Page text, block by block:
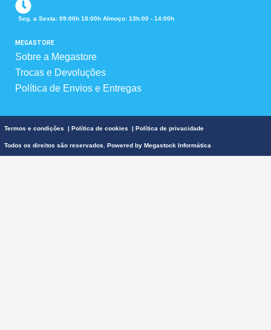
Seg. a Sexta: 09:00h 18:00h Almoço: 13h:00 - 14:00h
MEGASTORE
Sobre a Megastore
Trocas e Devoluções
Política de Envios e Entregas
Termos e condições | Política de cookies | Política de privacidade
Todos os direitos são reservados. Powered by Megastock Informática